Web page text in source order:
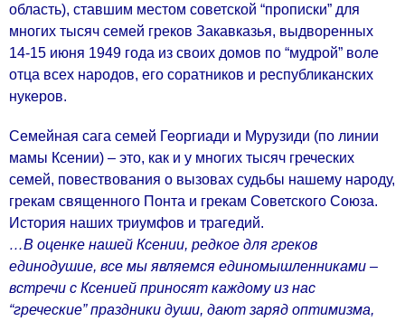
область), ставшим местом советской “прописки” для
многих тысяч семей греков Закавказья, выдворенных
14-15 июня 1949 года из своих домов по “мудрой” воле
отца всех народов, его соратников и республиканских
нукеров.
Семейная сага семей Георгиади и Мурузиди (по линии
мамы Ксении) – это, как и у многих тысяч греческих
семей, повествования о вызовах судьбы нашему народу,
грекам священного Понта и грекам Советского Союза.
История наших триумфов и трагедий.
…В оценке нашей Ксении, редкое для греков
единодушие, все мы являемся единомышленниками –
встречи с Ксенией приносят каждому из нас
“греческие” праздники души, дают заряд оптимизма,